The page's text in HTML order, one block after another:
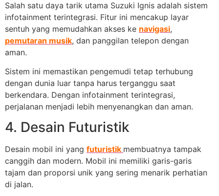
Salah satu daya tarik utama Suzuki Ignis adalah sistem
infotainment terintegrasi. Fitur ini mencakup layar
sentuh yang memudahkan akses ke navigasi,
pemutaran musik, dan panggilan telepon dengan
aman.
Sistem ini memastikan pengemudi tetap terhubung
dengan dunia luar tanpa harus terganggu saat
berkendara. Dengan infotainment terintegrasi,
perjalanan menjadi lebih menyenangkan dan aman.
4. Desain Futuristik
Desain mobil ini yang futuristik membuatnya tampak
canggih dan modern. Mobil ini memiliki garis-garis
tajam dan proporsi unik yang sering menarik perhatian
di jalan.